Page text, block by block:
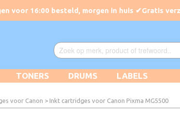
TONERS DRUMS LABELS
voor Canon > Inkt cartridges voor Canon Pixma MG5500